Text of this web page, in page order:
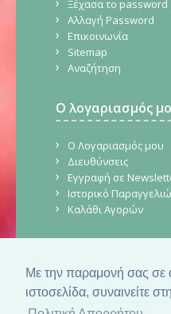
Με την παραμονή σας σε
ιστοσελίδα, συναινείτε
Ξέχασα το password
Αλλαγή Password
Επικοινωνία
Sitemap
Αναζήτηση
Ο λογαριασμός
Ο Λογαριασμός μου
Διευθύνσεις
Εγγραφή σε
Ιστορικό
Καλάθι Αγορών
© Copyright
Δημιουργία